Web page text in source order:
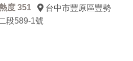
度 351
台中市豐原區豐勢
段589-1號